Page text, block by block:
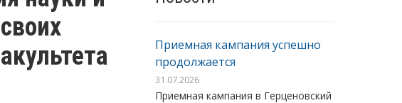
Приемная кампания успешно
продолжается
31.07.2026
Приемная кампания в Герценовский